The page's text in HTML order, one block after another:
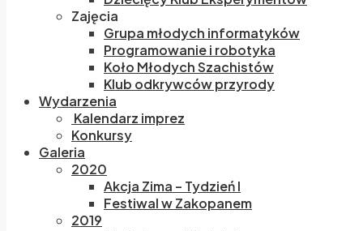
Zajęcia
Grupa młodych informatyków
Programowanie i robotyka
Koło Młodych Szachistów
Klub odkrywców przyrody
Wydarzenia
Kalendarz imprez
Konkursy
Galeria
2020
Akcja Zima – Tydzień I
Festiwal w Zakopanem
2019